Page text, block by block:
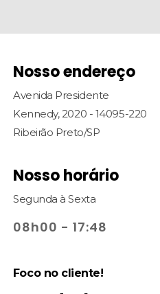
Nosso endereço
Avenida Presidente
Kennedy, 2020 - 14095-220
Ribeirão Preto/SP
Nosso horário
Segunda à Sexta
08h00 - 17:48
Foco no cliente!